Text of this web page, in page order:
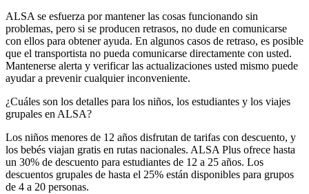
ALSA se esfuerza por mantener las cosas funcionando sin
problemas, pero si se producen retrasos, no dude en comunicarse
con ellos para obtener ayuda. En algunos casos de retraso, es posible
que el transportista no pueda comunicarse directamente con usted.
Mantenerse alerta y verificar las actualizaciones usted mismo puede
ayudar a prevenir cualquier inconveniente.
¿Cuáles son los detalles para los niños, los estudiantes y los viajes
grupales en ALSA?
Los niños menores de 12 años disfrutan de tarifas con descuento, y
los bebés viajan gratis en rutas nacionales. ALSA Plus ofrece hasta
un 30% de descuento para estudiantes de 12 a 25 años. Los
descuentos grupales de hasta el 25% están disponibles para grupos
de 4 a 20 personas.